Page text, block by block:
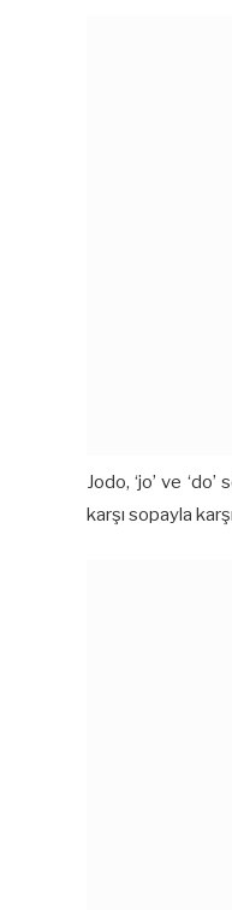
Jodo, ‘jo’ ve
karşı sopayla